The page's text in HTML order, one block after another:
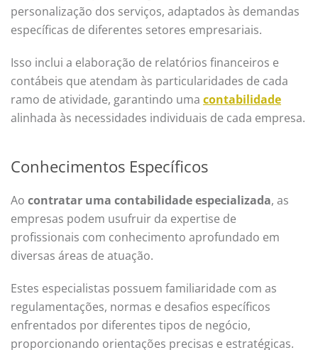
personalização dos serviços, adaptados às demandas
específicas de diferentes setores empresariais.
Isso inclui a elaboração de relatórios financeiros e
contábeis que atendam às particularidades de cada
ramo de atividade, garantindo uma contabilidade
alinhada às necessidades individuais de cada empresa.
Conhecimentos Específicos
Ao contratar uma contabilidade especializada, as
empresas podem usufruir da expertise de
profissionais com conhecimento aprofundado em
diversas áreas de atuação.
Estes especialistas possuem familiaridade com as
regulamentações, normas e desafios específicos
enfrentados por diferentes tipos de negócio,
proporcionando orientações precisas e estratégicas.